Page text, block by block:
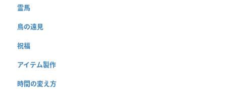
霊馬
鳥の遠見
祝福
アイテム製作
時間の変え方